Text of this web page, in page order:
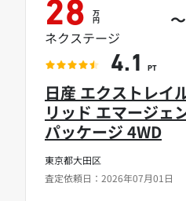
東京都大田区
査定依頼日：2026年07月01日
日産 エクストレイ
リッド エマージェ
パッケージ 4WD
28 万
円 ～
ネクステージ
4.1 PT